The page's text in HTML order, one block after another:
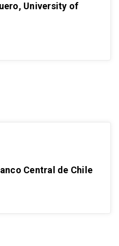
University of
Central de Chile